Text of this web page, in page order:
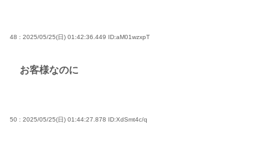
48 : 2025/05/25(日) 01:42:36.449 ID:aM01wzxpT
お客様なのに
50 : 2025/05/25(日) 01:44:27.878 ID:XdSmt4c/q